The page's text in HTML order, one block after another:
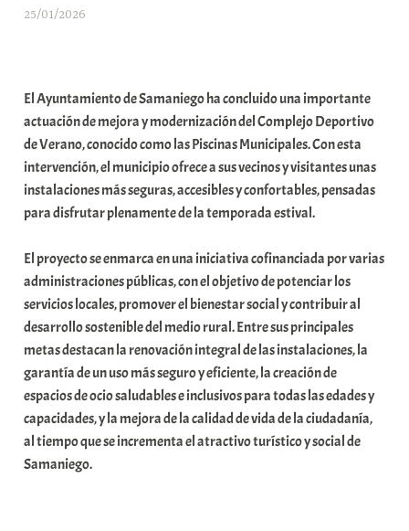
25/01/2026
a
r
E
r
r
i
x
a
K
o
m
u
n
i
t
El Ayuntamiento de Samaniego ha concluido una importante
actuación de mejora y modernización del Complejo Deportivo
de Verano, conocido como las Piscinas Municipales. Con esta
intervención, el municipio ofrece a sus vecinos y visitantes unas
instalaciones más seguras, accesibles y confortables, pensadas
para disfrutar plenamente de la temporada estival.
El proyecto se enmarca en una iniciativa cofinanciada por varias
administraciones públicas, con el objetivo de potenciar los
servicios locales, promover el bienestar social y contribuir al
desarrollo sostenible del medio rural. Entre sus principales
metas destacan la renovación integral de las instalaciones, la
garantía de un uso más seguro y eficiente, la creación de
espacios de ocio saludables e inclusivos para todas las edades y
capacidades, y la mejora de la calidad de vida de la ciudadanía,
al tiempo que se incrementa el atractivo turístico y social de
Samaniego.